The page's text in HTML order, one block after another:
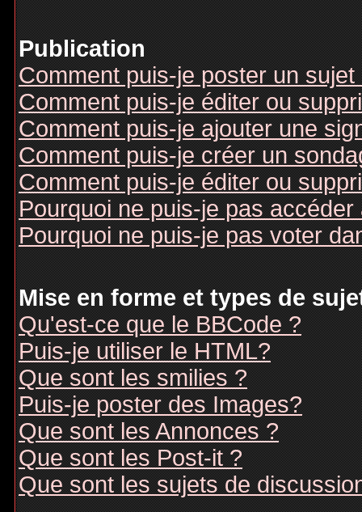
Publication
Comment puis-je poster un
Comment puis-je éditer ou
Comment puis-je ajouter une
Comment puis-je créer un
Comment puis-je éditer ou
Pourquoi ne puis-je pas accéder
Pourquoi ne puis-je pas voter
Mise en forme et types de
Qu'est-ce que le BBCode ?
Puis-je utiliser le HTML?
Que sont les smilies ?
Puis-je poster des Images?
Que sont les Annonces ?
Que sont les Post-it ?
Que sont les sujets de